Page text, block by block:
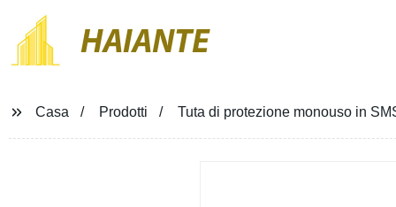
HAIANTE
Casa Prodotti Tuta di protezione monouso in